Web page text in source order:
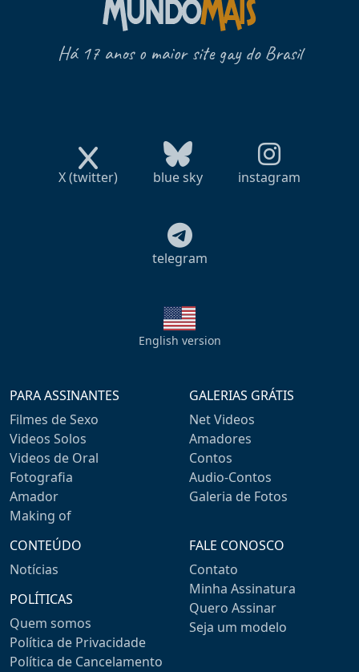
Há 17 anos o maior site gay do Brasil
X (twitter) blue sky instagram
telegram
English version
PARA ASSINANTES
Filmes de Sexo
Videos Solos
Videos de Oral
Fotografia
Amador
Making of
GALERIAS GRÁTIS
Net Videos
Amadores
Contos
Audio-Contos
Galeria de Fotos
CONTEÚDO
Notícias
POLÍTICAS
Quem somos
Política de Privacidade
Política de Cancelamento
FALE CONOSCO
Contato
Minha Assinatura
Quero Assinar
Seja um modelo